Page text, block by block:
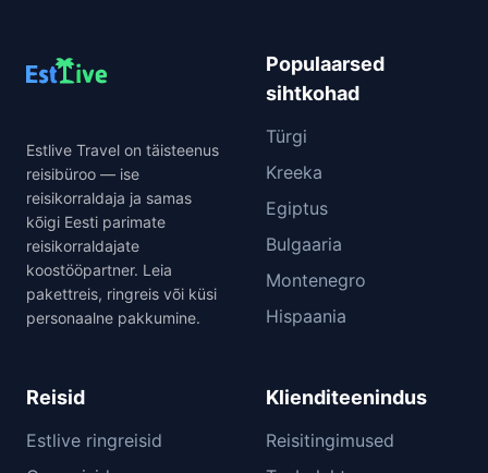
Estlive Travel on täisteenus
reisibüroo — ise
reisikorraldaja ja samas
kõigi Eesti parimate
reisikorraldajate
koostööpartner. Leia
pakettreis, ringreis või küsi
personaalne pakkumine.
Populaarsed
sihtkohad
Türgi
Kreeka
Egiptus
Bulgaaria
Montenegro
Hispaania
Reisid
Estlive ringreisid
Klienditeenindus
Reisitingimused